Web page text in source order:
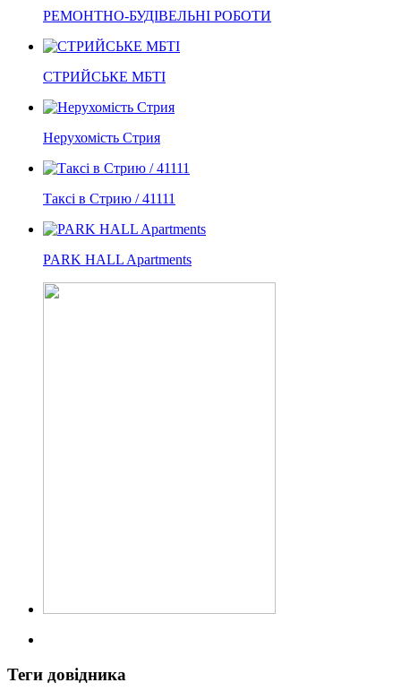
РЕМОНТНО-БУДІВЕЛЬНІ РОБОТИ
СТРИЙСЬКЕ МБТІ
Нерухомість Стрия
Таксі в Стрию / 41111
PARK HALL Apartments
Теги довідника